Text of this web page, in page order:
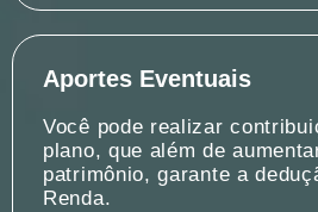
Aportes Eventuais
Você pode realizar
plano, que além de
patrimônio, garante a
Renda.